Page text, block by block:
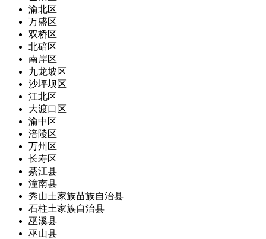
渝北区
万盛区
双桥区
北碚区
南岸区
九龙坡区
沙坪坝区
江北区
大渡口区
渝中区
涪陵区
万州区
长寿区
綦江县
潼南县
秀山土家族苗族自治县
石柱土家族自治县
巫溪县
巫山县